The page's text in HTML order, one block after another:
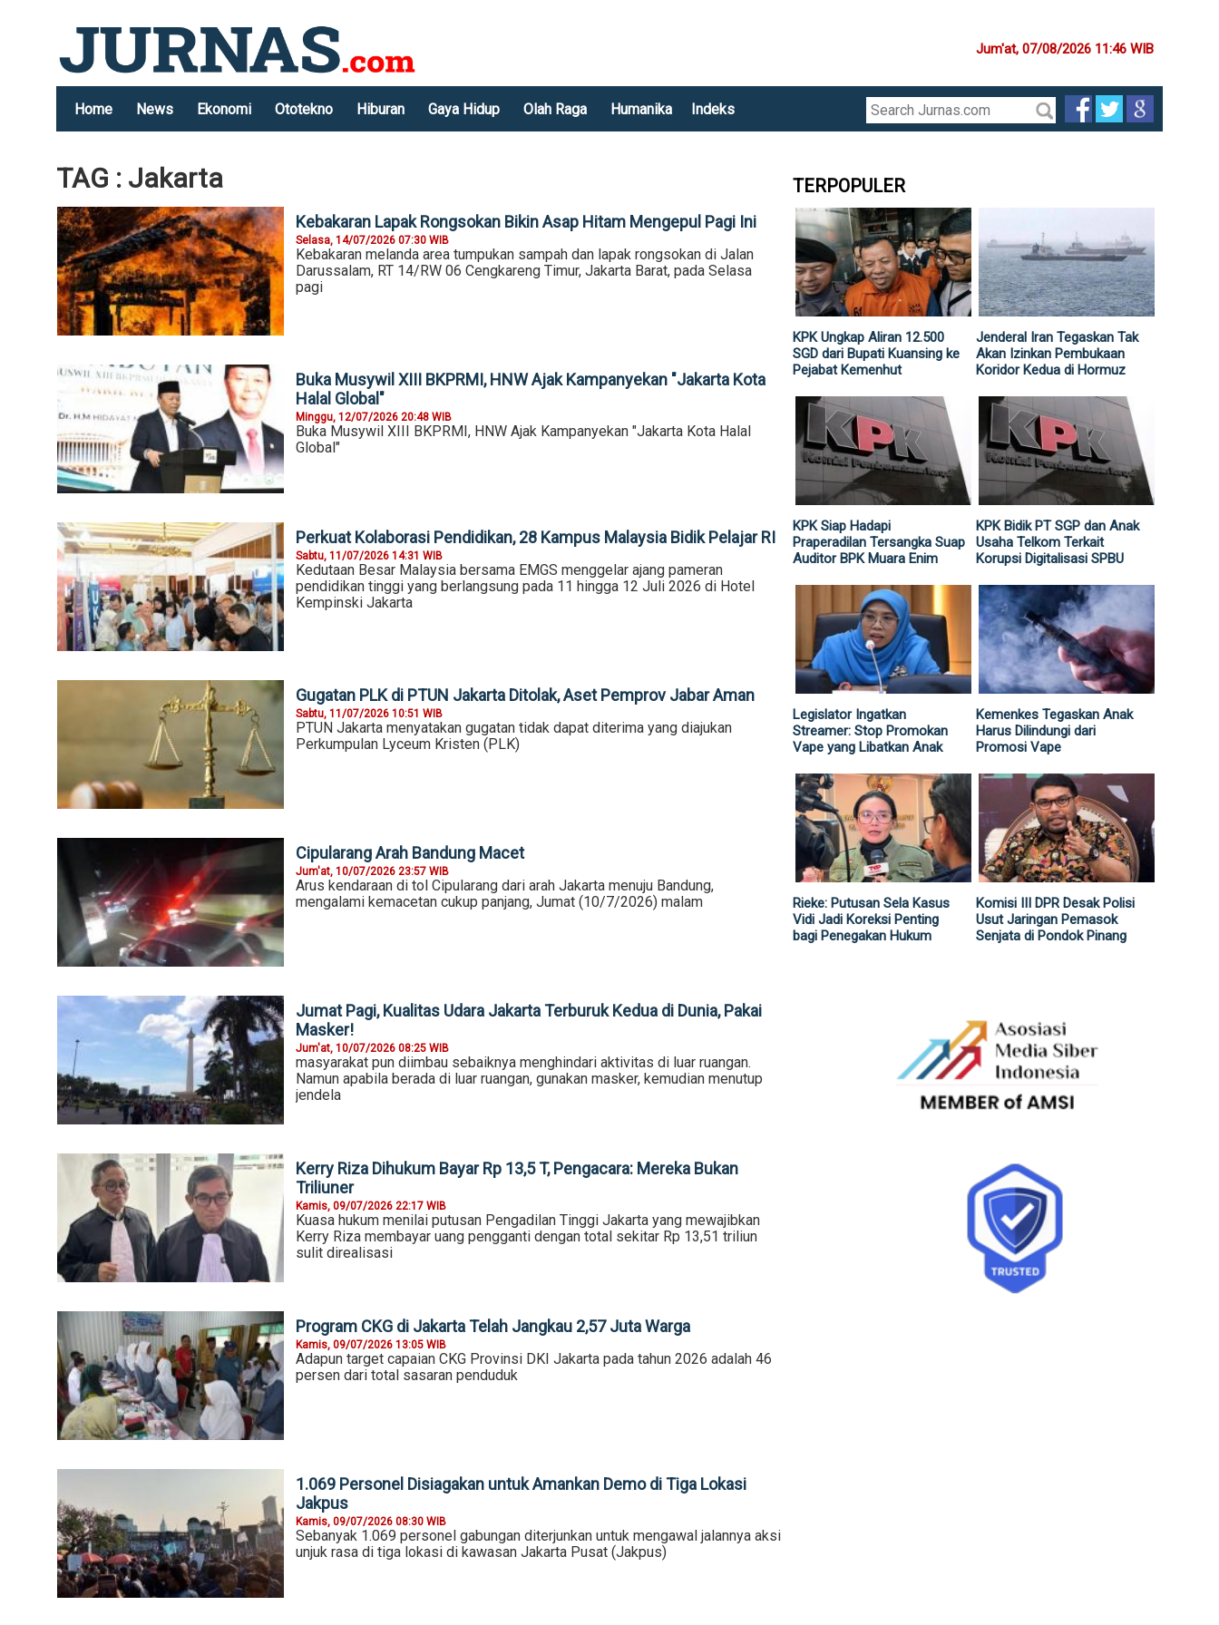
Jum'at, 07/08/2026 11:46 WIB
Home News Ekonomi Ototekno Hiburan Gaya Hidup Olah Raga Humanika Indeks
TAG : Jakarta
Kebakaran Lapak Rongsokan Bikin Asap Hitam Mengepul Pagi Ini
Selasa, 14/07/2026 07:30 WIB
Kebakaran melanda area tumpukan sampah dan lapak rongsokan di Jalan
Darussalam, RT 14/RW 06 Cengkareng Timur, Jakarta Barat, pada Selasa
pagi
Buka Musywil XIII BKPRMI, HNW Ajak Kampanyekan "Jakarta Kota
Halal Global"
Minggu, 12/07/2026 20:48 WIB
Buka Musywil XIII BKPRMI, HNW Ajak Kampanyekan "Jakarta Kota Halal
Global"
Perkuat Kolaborasi Pendidikan, 28 Kampus Malaysia Bidik Pelajar RI
Sabtu, 11/07/2026 14:31 WIB
Kedutaan Besar Malaysia bersama EMGS menggelar ajang pameran
pendidikan tinggi yang berlangsung pada 11 hingga 12 Juli 2026 di Hotel
Kempinski Jakarta
Gugatan PLK di PTUN Jakarta Ditolak, Aset Pemprov Jabar Aman
Sabtu, 11/07/2026 10:51 WIB
PTUN Jakarta menyatakan gugatan tidak dapat diterima yang diajukan
Perkumpulan Lyceum Kristen (PLK)
Cipularang Arah Bandung Macet
Jum'at, 10/07/2026 23:57 WIB
Arus kendaraan di tol Cipularang dari arah Jakarta menuju Bandung,
mengalami kemacetan cukup panjang, Jumat (10/7/2026) malam
Jumat Pagi, Kualitas Udara Jakarta Terburuk Kedua di Dunia, Pakai
Masker!
Jum'at, 10/07/2026 08:25 WIB
masyarakat pun diimbau sebaiknya menghindari aktivitas di luar ruangan.
Namun apabila berada di luar ruangan, gunakan masker, kemudian menutup
jendela
Kerry Riza Dihukum Bayar Rp 13,5 T, Pengacara: Mereka Bukan
Triliuner
Kamis, 09/07/2026 22:17 WIB
Kuasa hukum menilai putusan Pengadilan Tinggi Jakarta yang mewajibkan
Kerry Riza membayar uang pengganti dengan total sekitar Rp 13,51 triliun
sulit direalisasi
Program CKG di Jakarta Telah Jangkau 2,57 Juta Warga
Kamis, 09/07/2026 13:05 WIB
Adapun target capaian CKG Provinsi DKI Jakarta pada tahun 2026 adalah 46
persen dari total sasaran penduduk
1.069 Personel Disiagakan untuk Amankan Demo di Tiga Lokasi
Jakpus
Kamis, 09/07/2026 08:30 WIB
Sebanyak 1.069 personel gabungan diterjunkan untuk mengawal jalannya aksi
unjuk rasa di tiga lokasi di kawasan Jakarta Pusat (Jakpus)
TERPOPULER
KPK Ungkap Aliran 12.500
SGD dari Bupati Kuansing ke
Pejabat Kemenhut
Jenderal Iran Tegaskan Tak
Akan Izinkan Pembukaan
Koridor Kedua di Hormuz
KPK Siap Hadapi
Praperadilan Tersangka Suap
Auditor BPK Muara Enim
KPK Bidik PT SGP dan Anak
Usaha Telkom Terkait
Korupsi Digitalisasi SPBU
Legislator Ingatkan
Streamer: Stop Promokan
Vape yang Libatkan Anak
Kemenkes Tegaskan Anak
Harus Dilindungi dari
Promosi Vape
Rieke: Putusan Sela Kasus
Vidi Jadi Koreksi Penting
bagi Penegakan Hukum
Komisi III DPR Desak Polisi
Usut Jaringan Pemasok
Senjata di Pondok Pinang